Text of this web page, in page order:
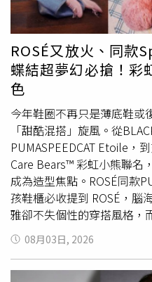
突然要演這麼嚴肅、焦慮的
捨不得何麗芬，她是個悲劇
子。」身為人母的她也分享
法：「天下一定有做錯事的
跟孩子道歉，跟孩子要互相
次角色一句話：「做父母的
伊藤潤二分享對《聰明鎮》
供）《聰明鎮》將眾多伊藤
後，也獲得老師給予極高讚
漫畫，更具強烈魄力，「既
典角色致敬片段，更表示：
想像中還要帥，但瘋狂與詼
豔，讓人覺得真的很會迷惑
色，我只有滿滿的感謝。
伸長的巨大蛞蝓時，還忍不
慣，看見恐怖畫面時反而會
ROSÉ又放火、同款
蝶結超夢幻必搶！彩
色
今年鞋圈不再只是薄底鞋或
「甜酷混搭」旋風。從
PUMASPEEDCAT Etoile，
Care Bears™ 彩虹小熊聯名
成為造型焦點。ROSÉ同款
孩鞋櫃必收提到 ROSÉ，腦
雅卻不失個性的穿搭風格，
SPEEDCAT Etoile，正是將
中。（圖／品牌提供）延續
賽車基因，Etoile 系列巧妙
08月03日, 2026